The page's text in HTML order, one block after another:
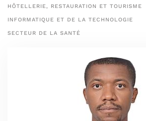
HÔTELLERIE, RESTAURATION ET TOURISME
INFORMATIQUE ET DE LA TECHNOLOGIE
SECTEUR DE LA SANTÉ